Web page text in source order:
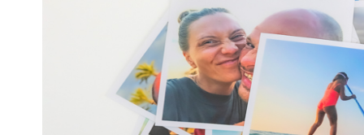
Выберите из списка:
15х15
15х20
20х20
20х30
30х30
30х40
Фото
в